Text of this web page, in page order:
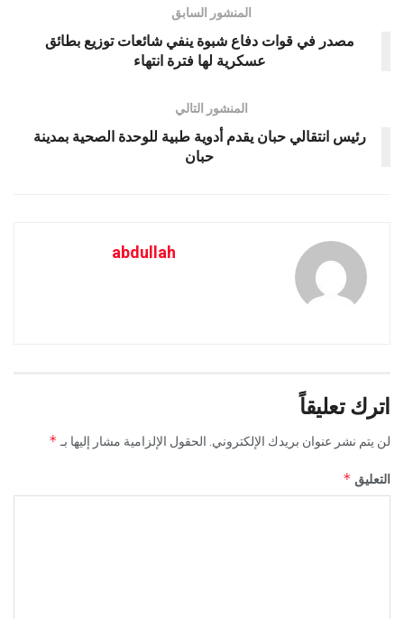
المنشور السابق
مصدر في قوات دفاع شبوة ينفي شائعات توزيع بطائق
عسكرية لها فترة انتهاء
المنشور التالي
رئيس انتقالي حبان يقدم أدوية طبية للوحدة الصحية بمدينة
حبان
abdullah
اترك تعليقاً
لن يتم نشر عنوان بريدك الإلكتروني. الحقول الإلزامية مشار إليها بـ*
التعليق*